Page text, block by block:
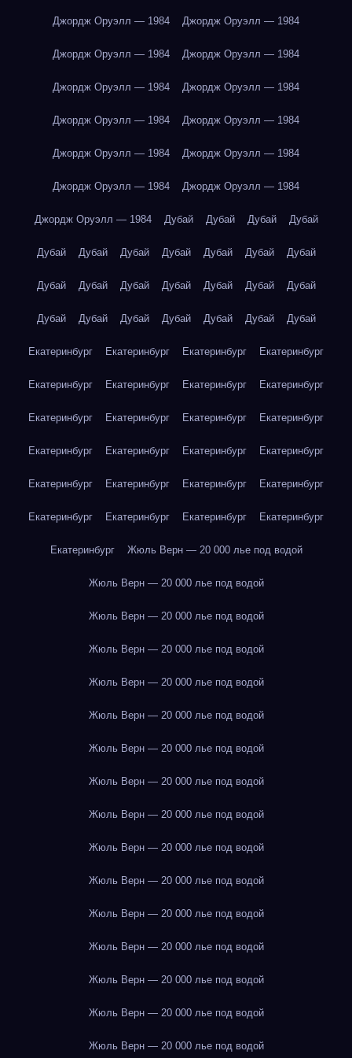
Джордж Оруэлл — 1984 Джордж Оруэлл — 1984
Джордж Оруэлл — 1984 Джордж Оруэлл — 1984
Джордж Оруэлл — 1984 Джордж Оруэлл — 1984
Джордж Оруэлл — 1984 Джордж Оруэлл — 1984
Джордж Оруэлл — 1984 Джордж Оруэлл — 1984
Джордж Оруэлл — 1984 Джордж Оруэлл — 1984
Джордж Оруэлл — 1984 Дубай Дубай Дубай Дубай
Дубай Дубай Дубай Дубай Дубай Дубай Дубай
Дубай Дубай Дубай Дубай Дубай Дубай Дубай
Дубай Дубай Дубай Дубай Дубай Дубай Дубай
Екатеринбург Екатеринбург Екатеринбург Екатеринбург
Екатеринбург Екатеринбург Екатеринбург Екатеринбург
Екатеринбург Екатеринбург Екатеринбург Екатеринбург
Екатеринбург Екатеринбург Екатеринбург Екатеринбург
Екатеринбург Екатеринбург Екатеринбург Екатеринбург
Екатеринбург Екатеринбург Екатеринбург Екатеринбург
Екатеринбург Жюль Верн — 20 000 лье под водой
Жюль Верн — 20 000 лье под водой
Жюль Верн — 20 000 лье под водой
Жюль Верн — 20 000 лье под водой
Жюль Верн — 20 000 лье под водой
Жюль Верн — 20 000 лье под водой
Жюль Верн — 20 000 лье под водой
Жюль Верн — 20 000 лье под водой
Жюль Верн — 20 000 лье под водой
Жюль Верн — 20 000 лье под водой
Жюль Верн — 20 000 лье под водой
Жюль Верн — 20 000 лье под водой
Жюль Верн — 20 000 лье под водой
Жюль Верн — 20 000 лье под водой
Жюль Верн — 20 000 лье под водой
Жюль Верн — 20 000 лье под водой